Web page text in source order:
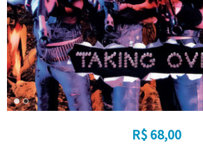
R$ 68,00